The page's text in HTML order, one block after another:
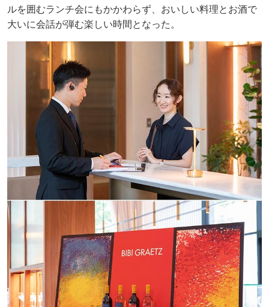
ルを囲むランチ会にもかかわらず、おいしい料理とお酒で
大いに会話が弾む楽しい時間となった。